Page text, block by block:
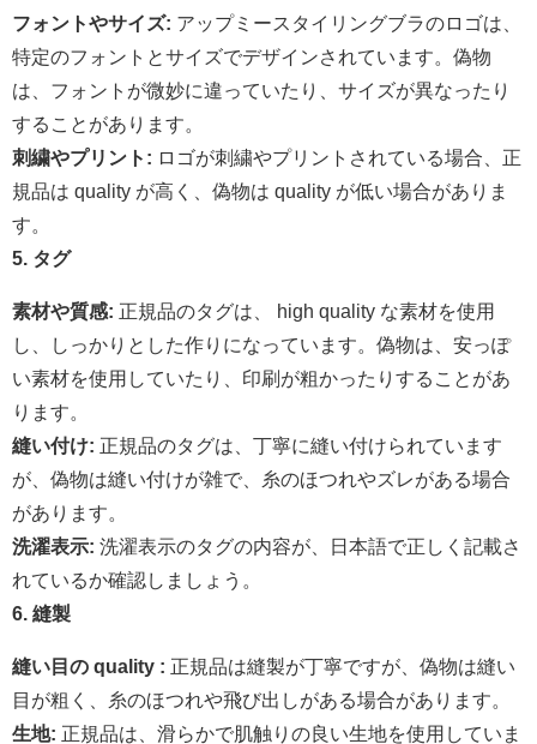
フォントやサイズ: アップミースタイリングブラのロゴは、
特定のフォントとサイズでデザインされています。偽物
は、フォントが微妙に違っていたり、サイズが異なったり
することがあります。
刺繍やプリント: ロゴが刺繍やプリントされている場合、正
規品は quality が高く、偽物は quality が低い場合がありま
す。
5. タグ
素材や質感: 正規品のタグは、 high quality な素材を使用
し、しっかりとした作りになっています。偽物は、安っぽ
い素材を使用していたり、印刷が粗かったりすることがあ
ります。
縫い付け: 正規品のタグは、丁寧に縫い付けられています
が、偽物は縫い付けが雑で、糸のほつれやズレがある場合
があります。
洗濯表示: 洗濯表示のタグの内容が、日本語で正しく記載さ
れているか確認しましょう。
6. 縫製
縫い目の quality : 正規品は縫製が丁寧ですが、偽物は縫い
目が粗く、糸のほつれや飛び出しがある場合があります。
生地: 正規品は、滑らかで肌触りの良い生地を使用していま